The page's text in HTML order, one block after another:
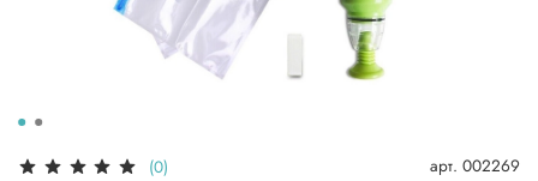
(0) арт. 002269